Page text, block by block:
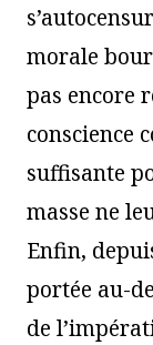
morale
pas encore
conscience
suffisante
masse ne
Enfin,
portée au-
de